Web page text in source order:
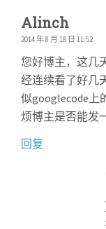
Alinch
2014 年 8 月 18 日 11:52
您好博主，这几
经连续看了好几
似googlecode上
烦博主是否能发
回复